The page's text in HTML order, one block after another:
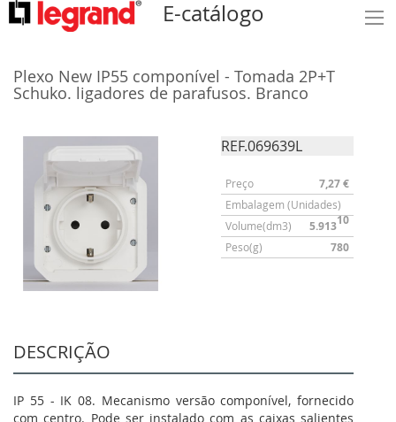
E-catálogo
Plexo New IP55 componível - Tomada 2P+T
Schuko. ligadores de parafusos. Branco
REF.069639L
Preço 7,27 €
Embalagem (Unidades)
10
Volume(dm3) 5.913
Peso(g) 780
DESCRIÇÃO
IP 55 - IK 08. Mecanismo versão componível, fornecido
com centro. Pode ser instalado com as caixas salientes